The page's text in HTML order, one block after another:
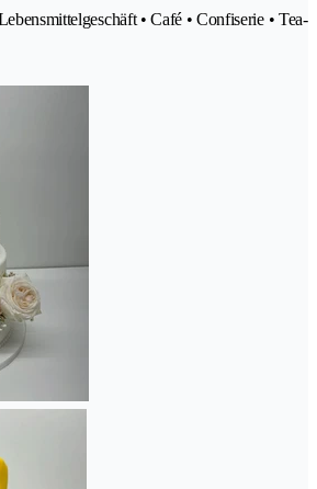
• Café • Confiserie • Tea-